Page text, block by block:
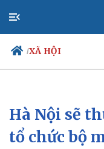
/XÃ HỘI
Chính trị
Đảng
Tổ chức nhân sự
Hà Nội sẽ
tổ chức bộ